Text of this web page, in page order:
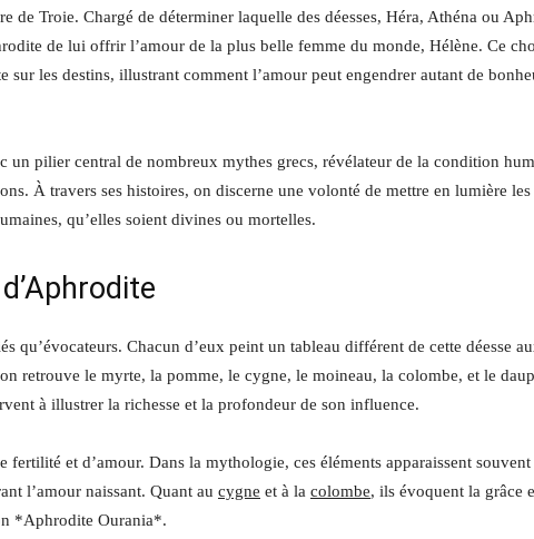
de Troie. Chargé de déterminer laquelle des déesses, Héra, Athéna ou
de lui offrir l’amour de la plus belle femme du monde, Hélène. Ce
sur les destins, illustrant comment l’amour peut engendrer autant de
un pilier central de nombreux mythes grecs, révélateur de la condition
À travers ses histoires, on discerne une volonté de mettre en lumière
qu’elles soient divines ou mortelles.
qu’évocateurs. Chacun d’eux peint un tableau différent de cette déesse
retrouve le myrte, la pomme, le cygne, le moineau, la colombe, et le
à illustrer la richesse et la profondeur de son influence.
fertilité et d’amour. Dans la mythologie, ces éléments apparaissent souvent
l’amour naissant. Quant au cygne et à la colombe, ils évoquent la grâce
*Aphrodite Ourania*.